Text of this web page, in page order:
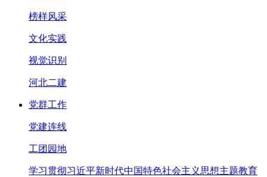
榜样风采
文化实践
视觉识别
河北二建
党群工作
党建连线
工团园地
学习贯彻习近平新时代中国特色社会主义思想主题教育